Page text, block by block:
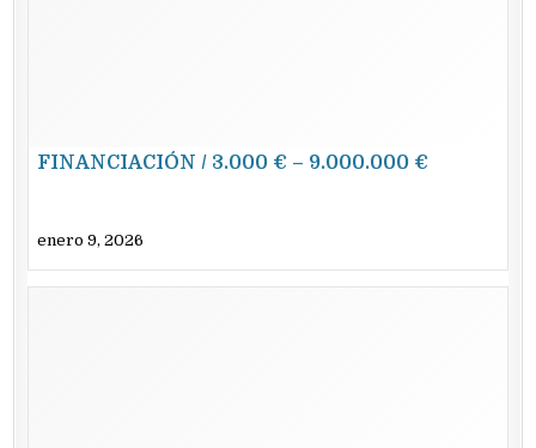
FINANCIACIÓN / 3.000 € – 9.000.000 €
enero 9, 2026